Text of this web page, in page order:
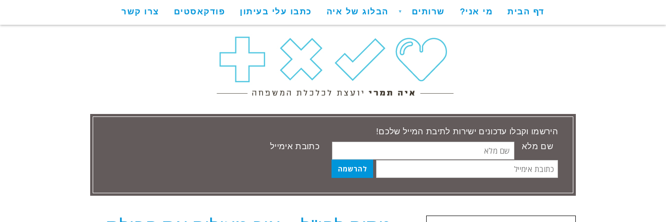
דף הבית מי אני? שרותים ▼ הבלוג של איה כתבו עלי בעיתון פודקאסטים צרו קשר
הירשמו וקבלו עדכונים ישירות לתיבת המייל שלכם!
שם מלא
כתובת אימייל